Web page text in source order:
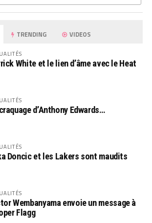
TRENDING VIDEOS
White et le lien d’âme avec le Heat
d’Anthony Edwards…
Doncic et les Lakers sont maudits
Wembanyama envoie un message à
Flagg